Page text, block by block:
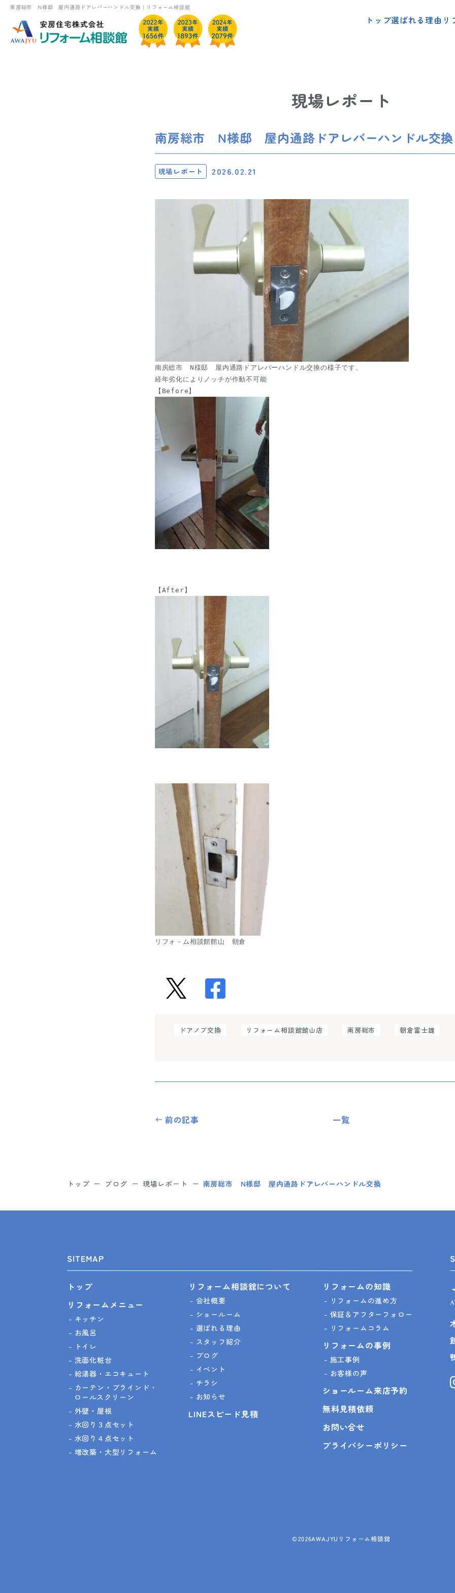
南房総市 N様邸 屋内通路ドアレバーハンドル交換｜リフォーム相談館
トップ選ばれる理由 リ
現場レポート
南房総市 N様邸 屋内通路ドアレバーハンドル交換
現場レポート 2026.02.21
南房総市　N様邸　屋内通路ドアレバーハンドル交換の様子です。
経年劣化によりノッチが作動不可能
リフォ－ム相談館館山　朝倉
ドアノブ交換 リフォーム相談館館山店 南房総市 朝倉富士雄
前の記事 一覧
トップ ブログ 現場レポート 南房総市 N様邸 屋内通路ドアレバーハンドル交換
SITEMAP
トップ
リフォームメニュー
キッチン
お風呂
トイレ
洗面化粧台
給湯器・エコキュート
カーテン・ブラインド・
ロールスクリーン
外壁・屋根
水回り３点セット
水回り４点セット
増改築・大型リフォーム
リフォーム相談舘について
会社概要
ショールーム
選ばれる理由
スタッフ紹介
ブログ
イベント
チラシ
お知らせ
LINEスピード見積
リフォームの知識
リフォームの進め方
保証＆アフターフォロー
リフォームコラム
リフォームの事例
施工事例
お客様の声
ショールーム来店予約
無料見積依頼
お問い合せ
プライバシーポリシー
©2026AWAJYUリフォーム相談舘